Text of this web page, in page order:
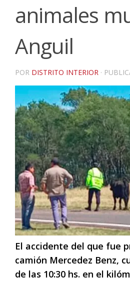
animales
Anguil
POR DISTRITO INTERIOR ·
El accidente del que fue
camión Mercedez Benz,
de las 10:30 hs. en el